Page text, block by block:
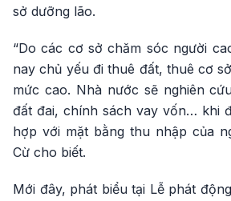
sở dưỡng lão.
“Do các cơ sở chăm sóc người
nay chủ yếu đi thuê đất, thuê cơ
mức cao. Nhà nước sẽ nghiên
đất đai, chính sách vay vốn… khi
hợp với mặt bằng thu nhập của
Cừ cho biết.
Mới đây, phát biểu tại Lễ phát